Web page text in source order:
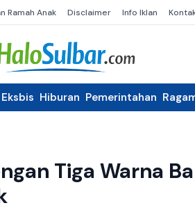
Ramah Anak Disclaimer Info Iklan
Eksbis Hiburan Pemerintahan
Tiga Warna